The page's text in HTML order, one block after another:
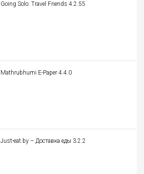
Going Solo: Travel Friends 4.2.55
Mathrubhumi E-Paper 4.4.0
Just-eat.by – Доставка еды 3.2.2